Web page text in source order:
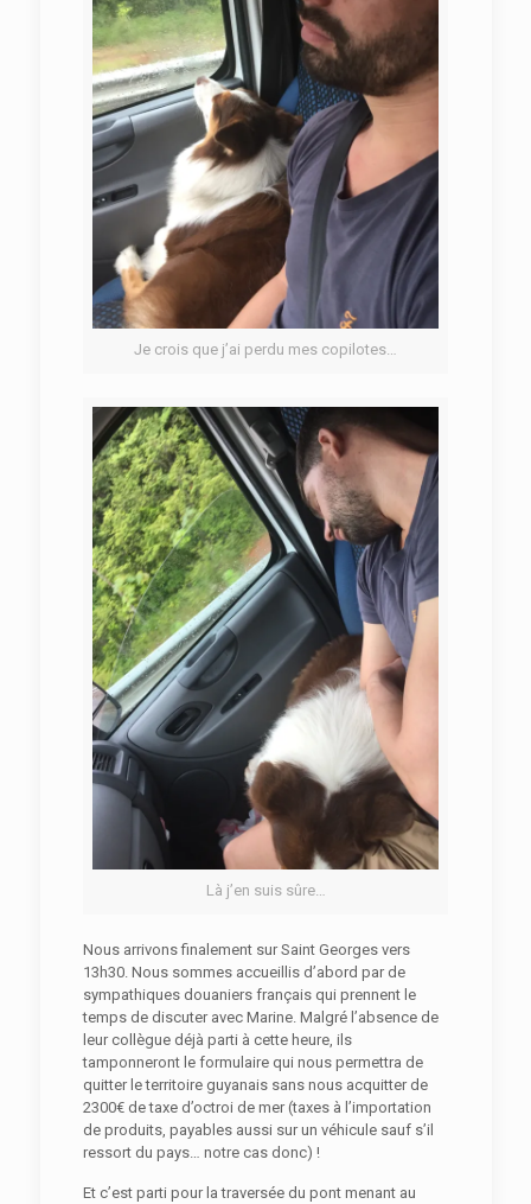
Je crois que j’ai perdu mes copilotes…
Là j’en suis sûre…
Nous arrivons finalement sur Saint Georges vers
13h30. Nous sommes accueillis d’abord par de
sympathiques douaniers français qui prennent le
temps de discuter avec Marine. Malgré l’absence de
leur collègue déjà parti à cette heure, ils
tamponneront le formulaire qui nous permettra de
quitter le territoire guyanais sans nous acquitter de
2300€ de taxe d’octroi de mer (taxes à l’importation
de produits, payables aussi sur un véhicule sauf s’il
ressort du pays… notre cas donc) !
Et c’est parti pour la traversée du pont menant au